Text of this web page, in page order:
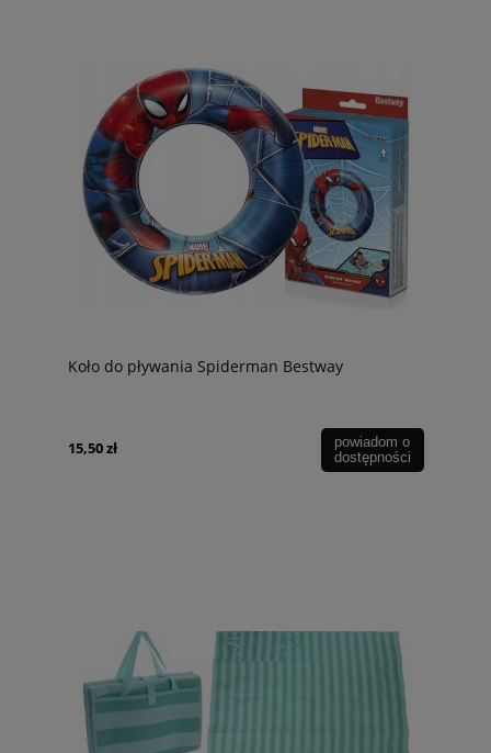
Koło do pływania Spiderman Bestway
15,50 zł
powiadom o
dostępności